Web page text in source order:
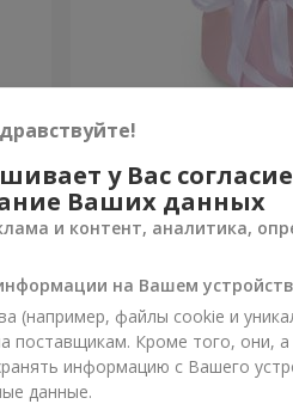
Букет "Margaret"
1 843 грн
у Вас
Ваших данных
и контент, аналитика,
на Вашем
(например, файлы cookie и
поставщикам. Кроме того, они,
информацию с Вашего
данные.